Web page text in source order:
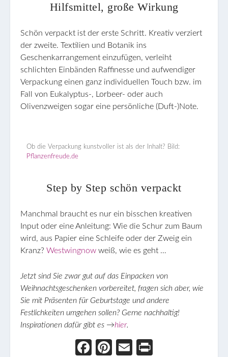
Hilfsmittel, große Wirkung
Schön verpackt ist der erste Schritt. Kreativ verziert
der zweite. Textilien und Botanik ins
Geschenkarrangement einzufügen, verleiht
schlichten Einbänden Raffinesse und aufwendiger
Verpackung einen ganz individuellen Touch bzw. im
Fall von Eukalyptus-, Lorbeer- oder auch
Olivenzweigen sogar eine persönliche (Duft-)Note.
Ob die Verpackung kunstvoller ist als der Inhalt? Bild:
Pflanzenfreude.de
Step by Step schön verpackt
Manchmal braucht es nur ein bisschen kreativen
Input oder eine Anleitung: Wie die Schur zum Baum
wird, aus Papier eine Schleife oder der Zweig ein
Kranz? Westwingnow weiß, wie es geht …
Jetzt sind Sie zwar gut auf das Einpacken von
Weihnachtsgeschenken vorbereitet, fragen sich aber, wie
Sie mit Präsenten für Geburtstage und andere
Festlichkeiten umgehen sollen? Gerne nachhaltig!
Inspirationen dafür gibt es →hier.
Face Pint Ema